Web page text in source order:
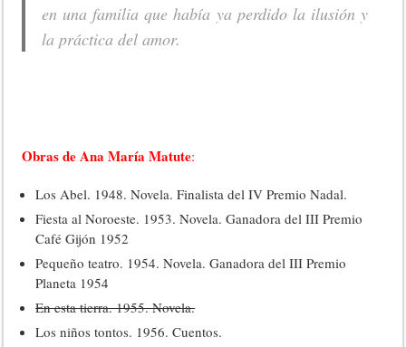
en una familia que había ya perdido la ilusión y
la práctica del amor.
Obras de Ana María Matute:
Los Abel. 1948. Novela. Finalista del IV Premio Nadal.
Fiesta al Noroeste. 1953. Novela. Ganadora del III Premio
Café Gijón 1952
Pequeño teatro. 1954. Novela. Ganadora del III Premio
Planeta 1954
En esta tierra. 1955. Novela.
Los niños tontos. 1956. Cuentos.